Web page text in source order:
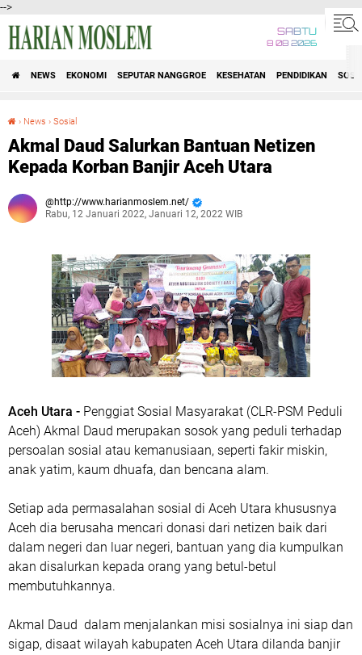
-->
SABTU
8 08 2026
NEWS EKONOMI SEPUTAR NANGGROE KESEHATAN PENDIDIKAN
› News › Sosial
Akmal Daud Salurkan Bantuan Netizen
Kepada Korban Banjir Aceh Utara
http://www.harianmoslem.net/
Rabu, 12 Januari 2022, Januari 12, 2022 WIB
Aceh Utara - Penggiat Sosial Masyarakat (CLR-PSM Peduli
Aceh) Akmal Daud merupakan sosok yang peduli terhadap
persoalan sosial atau kemanusiaan, seperti fakir miskin,
anak yatim, kaum dhuafa, dan bencana alam.
Setiap ada permasalahan sosial di Aceh Utara khususnya
Aceh dia berusaha mencari donasi dari netizen baik dari
dalam negeri dan luar negeri, bantuan yang dia kumpulkan
akan disalurkan kepada orang yang betul-betul
membutuhkannya.
Akmal Daud dalam menjalankan misi sosialnya ini siap dan
sigap, disaat wilayah kabupaten Aceh Utara dilanda banjir